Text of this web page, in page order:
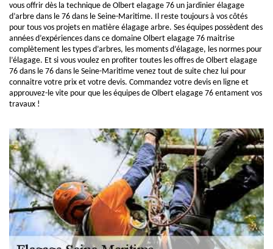
vous offrir dès la technique de Olbert elagage 76 un jardinier élagage
d’arbre dans le 76 dans le Seine-Maritime. Il reste toujours à vos côtés
pour tous vos projets en matière élagage arbre. Ses équipes possèdent des
années d’expériences dans ce domaine Olbert elagage 76 maitrise
complètement les types d’arbres, les moments d’élagage, les normes pour
l’élagage. Et si vous voulez en profiter toutes les offres de Olbert elagage
76 dans le 76 dans le Seine-Maritime venez tout de suite chez lui pour
connaitre votre prix et votre devis. Commandez votre devis en ligne et
approuvez-le vite pour que les équipes de Olbert elagage 76 entament vos
travaux !